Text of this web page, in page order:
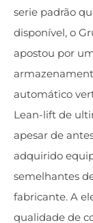
serie padrão
disponível, o
apostou por
automático
Lean-lift de
apesar de
adquirido
semelhantes
fabricante. A
qualidade de